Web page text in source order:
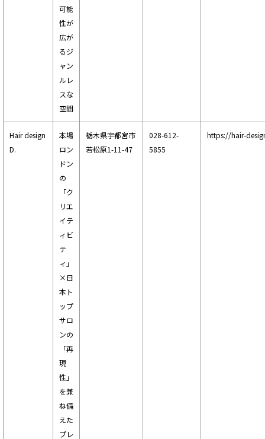
可能
性が
広が
るジ
ャン
ルレ
スな
空間
Hair design
D.
本場
ロン
ドン
の
「ク
リエ
イテ
ィビ
テ
ィ」
×日
本ト
ップ
サロ
ンの
「再
現
性」
を兼
ね備
えた
プレ
栃木県宇都宮市
若松原1-11-47
028-612-
5855
https://hair-